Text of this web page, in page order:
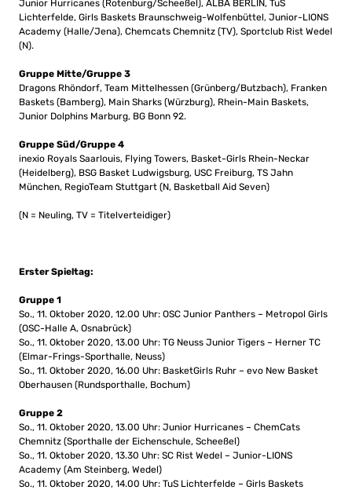
Junior Hurricanes (Rotenburg/Scheeßel), ALBA BERLIN, TuS
Lichterfelde, Girls Baskets Braunschweig-Wolfenbüttel, Junior-LIONS
Academy (Halle/Jena), Chemcats Chemnitz (TV), Sportclub Rist Wedel
(N).
Gruppe Mitte/Gruppe 3
Dragons Rhöndorf, Team Mittelhessen (Grünberg/Butzbach), Franken
Baskets (Bamberg), Main Sharks (Würzburg), Rhein-Main Baskets,
Junior Dolphins Marburg, BG Bonn 92.
Gruppe Süd/Gruppe 4
inexio Royals Saarlouis, Flying Towers, Basket-Girls Rhein-Neckar
(Heidelberg), BSG Basket Ludwigsburg, USC Freiburg, TS Jahn
München, RegioTeam Stuttgart (N, Basketball Aid Seven)
(N = Neuling, TV = Titelverteidiger)
Erster Spieltag:
Gruppe 1
So., 11. Oktober 2020, 12.00 Uhr: OSC Junior Panthers – Metropol Girls
(OSC-Halle A, Osnabrück)
So., 11. Oktober 2020, 13.00 Uhr: TG Neuss Junior Tigers – Herner TC
(Elmar-Frings-Sporthalle, Neuss)
So., 11. Oktober 2020, 16.00 Uhr: BasketGirls Ruhr – evo New Basket
Oberhausen (Rundsporthalle, Bochum)
Gruppe 2
So., 11. Oktober 2020, 13.00 Uhr: Junior Hurricanes – ChemCats
Chemnitz (Sporthalle der Eichenschule, Scheeßel)
So., 11. Oktober 2020, 13.30 Uhr: SC Rist Wedel – Junior-LIONS
Academy (Am Steinberg, Wedel)
So., 11. Oktober 2020, 14.00 Uhr: TuS Lichterfelde – Girls Baskets